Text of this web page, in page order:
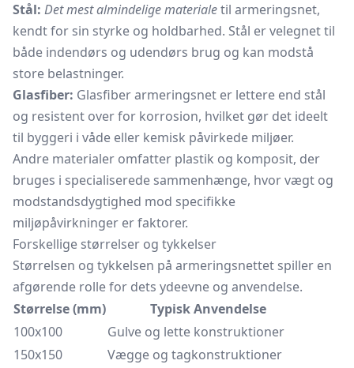
Stål: Det mest almindelige materialetil armeringsnet,
kendt for sin styrke og holdbarhed. Stål er velegnet til
både indendørs og udendørs brug og kan modstå
store belastninger.
Glasfiber: Glasfiber armeringsnet er lettere end stål
og resistent over for korrosion, hvilket gør det ideelt
til byggeri i våde eller kemisk påvirkede miljøer.
Andre materialer omfatter plastik og komposit, der
bruges i specialiserede sammenhænge, hvor vægt og
modstandsdygtighed mod specifikke
miljøpåvirkninger er faktorer.
Forskellige størrelser og tykkelser
Størrelsen og tykkelsen på armeringsnettet spiller en
afgørende rolle for dets ydeevne og anvendelse.
Størrelse (mm)
Typisk Anvendelse
100x100
Gulve og lette konstruktioner
150x150
Vægge og tagkonstruktioner